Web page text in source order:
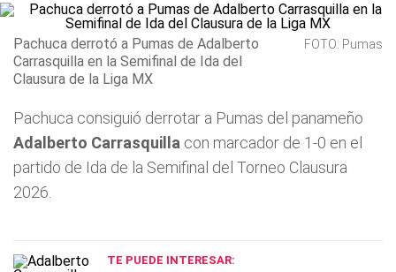
Pachuca derrotó a Pumas de Adalberto
Carrasquilla en la Semifinal de Ida del
Clausura de la Liga MX
FOTO: Pumas
Pachuca consiguió derrotar a Pumas del panameño
Adalberto Carrasquilla con marcador de 1-0 en el
partido de Ida de la Semifinal del Torneo Clausura
2026.
TE PUEDE INTERESAR: